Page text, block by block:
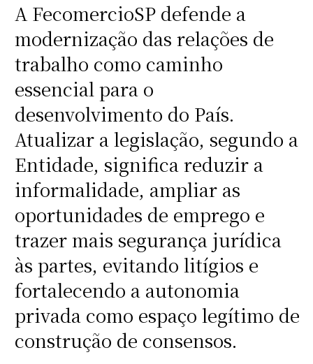
A FecomercioSP defende a
modernização das relações de
trabalho como caminho
essencial para o
desenvolvimento do País.
Atualizar a legislação, segundo a
Entidade, significa reduzir a
informalidade, ampliar as
oportunidades de emprego e
trazer mais segurança jurídica
às partes, evitando litígios e
fortalecendo a autonomia
privada como espaço legítimo de
construção de consensos.